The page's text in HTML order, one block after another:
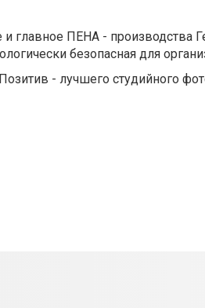
главное ПЕНА - производства
безопасная для
- лучшего студийного